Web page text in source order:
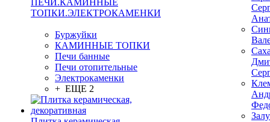
ПЕЧИ.КАМИННЫЕ
ТОПКИ.ЭЛЕКТРОКАМЕНКИ
Буржуйки
КАМИННЫЕ ТОПКИ
Печи банные
Печи отопительные
Электрокаменки
+ ЕЩЕ 2